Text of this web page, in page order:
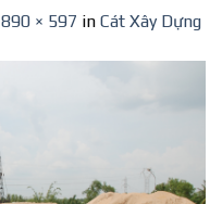
890 × 597 in Cát Xây Dựng